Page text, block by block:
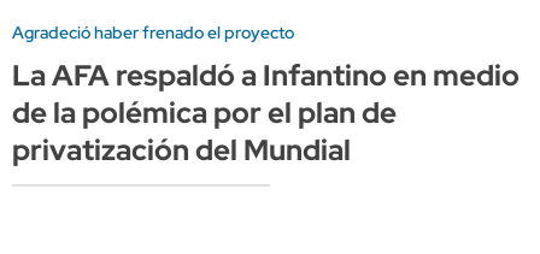
Agradeció haber frenado el proyecto
La AFA respaldó a Infantino en medio
de la polémica por el plan de
privatización del Mundial